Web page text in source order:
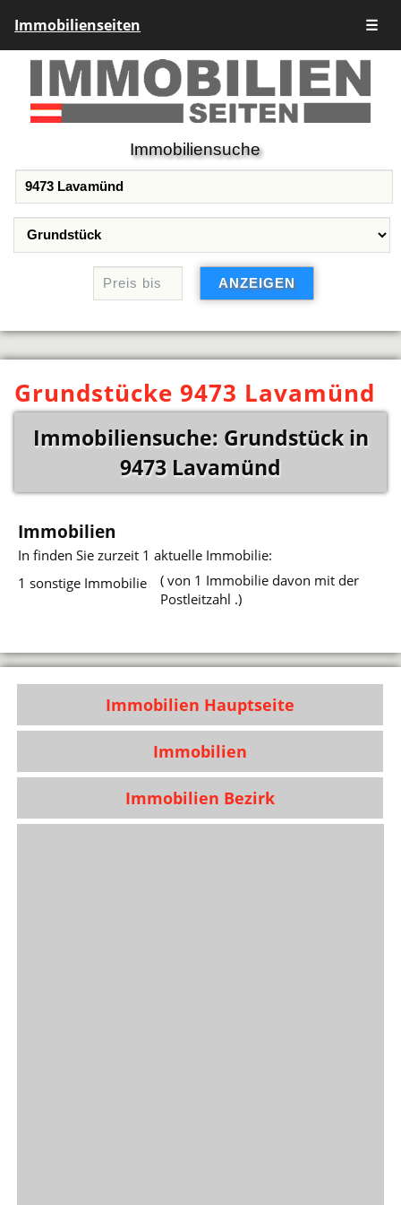
Immobilienseiten ☰
Immobiliensuche
Grundstücke 9473 Lavamünd
Immobiliensuche: Grundstück in
9473 Lavamünd
Immobilien
Infinden Sie zurzeit 1 aktuelle Immobilie:
1 sonstige Immobilie
( von 1 Immobilie davon mit der
Postleitzahl .)
Immobilien Hauptseite
Immobilien
Immobilien Bezirk